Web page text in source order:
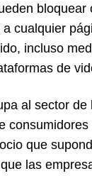
bloquear
cualquier
incluso
de
al sector
que
las